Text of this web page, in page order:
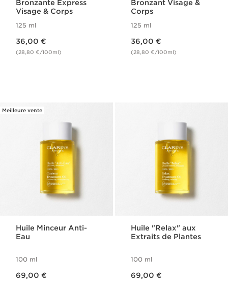
Bronzante Express
Visage & Corps
125 ml
36,00 €
(28,80 €/100ml)
Bronzant Visage &
Corps
125 ml
36,00 €
(28,80 €/100ml)
Meilleure vente
Huile Minceur Anti-
Eau
100 ml
69,00 €
Huile "Relax" aux
Extraits de Plantes
100 ml
69,00 €